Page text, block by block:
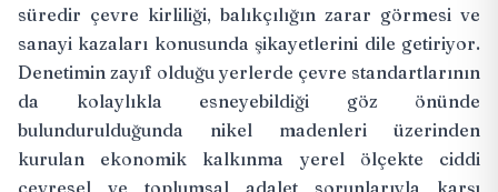
süredir çevre kirliliği, balıkçılığın zarar görmesi ve
sanayi kazaları konusunda şikayetlerini dile getiriyor.
Denetimin zayıf olduğu yerlerde çevre standartlarının
da kolaylıkla esneyebildiği göz önünde
bulundurulduğunda nikel madenleri üzerinden
kurulan ekonomik kalkınma yerel ölçekte ciddi